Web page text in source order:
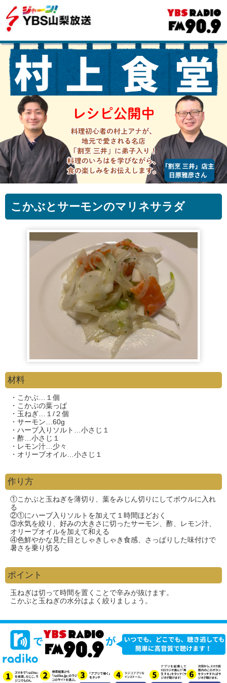
こかぶとサーモンのマリネサラダ
材料
・こかぶ…１個
・こかぶの葉っぱ
・玉ねぎ…１/２個
・サーモン…60g
・ハーブ入りソルト…小さじ１
・酢…小さじ１
・レモン汁…少々
・オリーブオイル…小さじ１
作り方
①こかぶと玉ねぎを薄切り、葉をみじん切りにしてボウルに入れ
る
②①にハーブ入りソルトを加えて１時間ほどおく
③水気を絞り、好みの大きさに切ったサーモン、酢、レモン汁、
オリーブオイルを加えて和える
④色鮮やかな見た目としゃきしゃき食感、さっぱりした味付けで
暑さを乗り切る
ポイント
玉ねぎは切って時間を置くことで辛みが抜けます。
こかぶと玉ねぎの水分はよく絞りましょう。